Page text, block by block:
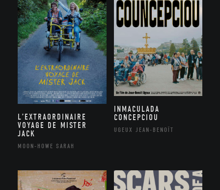
L’EXTRAORDINAIRE
VOYAGE DE MISTER
JACK
MOON-HOWE SARAH
INMACULADA
CONCEPCIOU
UGEUX JEAN-BENOÎT